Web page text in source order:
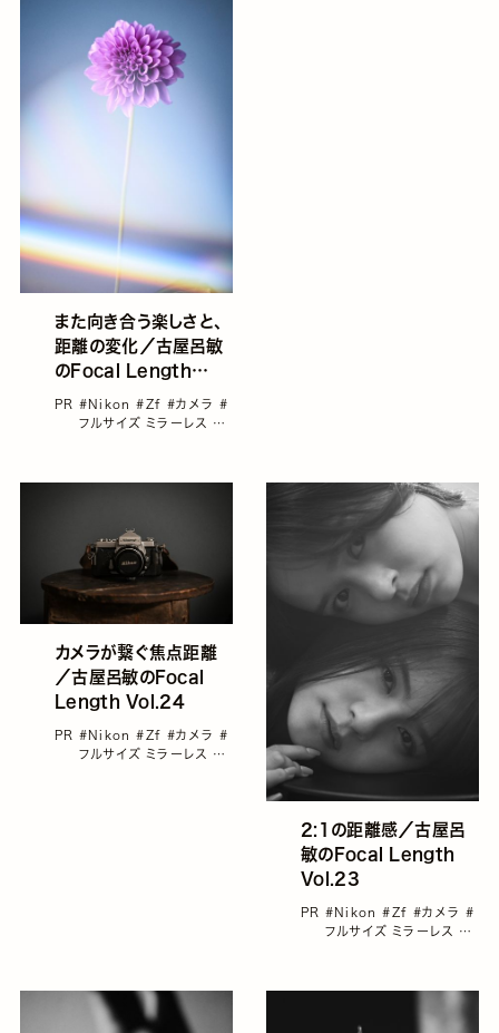
また向き合う楽しさと、
距離の変化／古屋呂敏
のFocal Length
PR #Nikon#Zf#カメラ#
フルサイズ ミラーレス #
カメラが繋ぐ焦点距離
／古屋呂敏のFocal
Length Vol.24
PR #Nikon#Zf#カメラ#
フルサイズ ミラーレス #
2:1の距離感／古屋呂
敏のFocal Length
Vol.23
PR #Nikon#Zf#カメラ#
フルサイズ ミラーレス #